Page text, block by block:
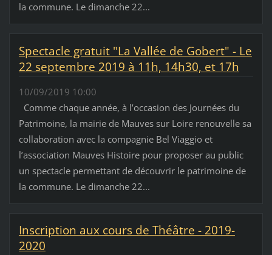
la commune. Le dimanche 22...
Spectacle gratuit "La Vallée de Gobert" - Le
22 septembre 2019 à 11h, 14h30, et 17h
10/09/2019 10:00
Comme chaque année, à l’occasion des Journées du
Patrimoine, la mairie de Mauves sur Loire renouvelle sa
collaboration avec la compagnie Bel Viaggio et
l’association Mauves Histoire pour proposer au public
un spectacle permettant de découvrir le patrimoine de
la commune. Le dimanche 22...
Inscription aux cours de Théâtre - 2019-
2020